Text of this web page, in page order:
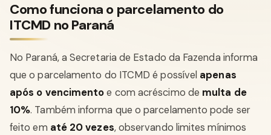
Como funciona o parcelamento do
ITCMD no Paraná
No Paraná, a Secretaria de Estado da Fazenda informa
que o parcelamento do ITCMD é possível apenas
após o vencimentoe com acréscimo de multa de
10%. Também informa que o parcelamento pode ser
feito em até 20 vezes, observando limites mínimos